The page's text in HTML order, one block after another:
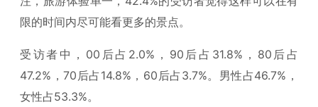
限的时间内尽可能看更多的景点。
受访者中，00后占2.0%，90后占31.8%，80后占
47.2%，70后占14.8%，60后占3.7%。男性占46.7%，
女性占53.3%。